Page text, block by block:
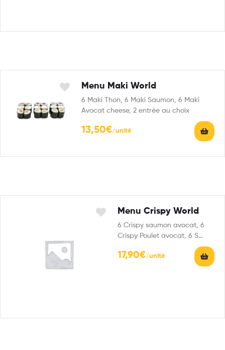
Menu Maki World
6 Maki Thon, 6 Maki Saumon, 6 Maki
Avocat cheese, 2 entrée au choix
13,50€
Menu Crispy World
6 Crispy saumon avocat, 6
Crispy Poulet avocat, 6 S
Crispy thon cuit avocat, 2…
17,90€